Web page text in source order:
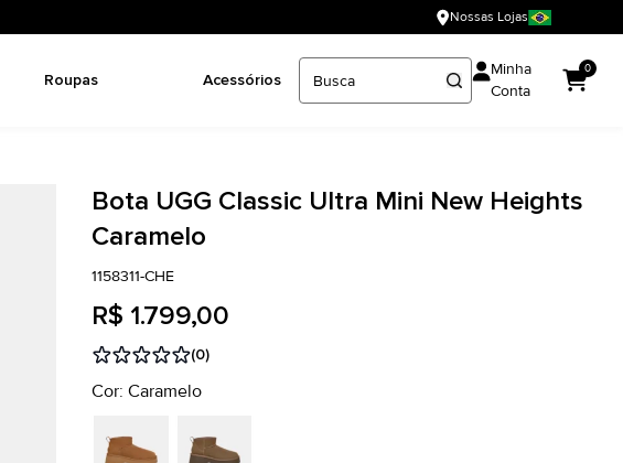
Nossas Lojas
Roupas Acessórios
Minha
Conta
0
Bota UGG Classic Ultra Mini New Heights
Caramelo
1158311-CHE
R$ 1.799,00
(0)
Cor: Caramelo